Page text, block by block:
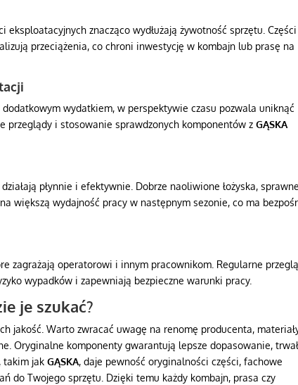
znacząco wydłużają żywotność sprzętu. Części
przeciążenia, co chroni inwestycję w kombajn lub prasę na
wydatkiem, w perspektywie czasu pozwala uniknąć
przeglądy i stosowanie sprawdzonych komponentów zGĄSKA
płynnie i efektywnie. Dobrze naoliwione łożyska, sprawne
większą wydajność pracy w następnym sezonie, co ma
zagrażają operatorowi i innym pracownikom. Regularne
wypadków i zapewniają bezpieczne warunki pracy.
je szukać?
jakość. Warto zwracać uwagę na renomę producenta,
Oryginalne komponenty gwarantują lepsze dopasowanie,
takim jakGĄSKA, daje pewność oryginalności części, fachowe
do Twojego sprzętu. Dzięki temu każdy kombajn, prasa czy